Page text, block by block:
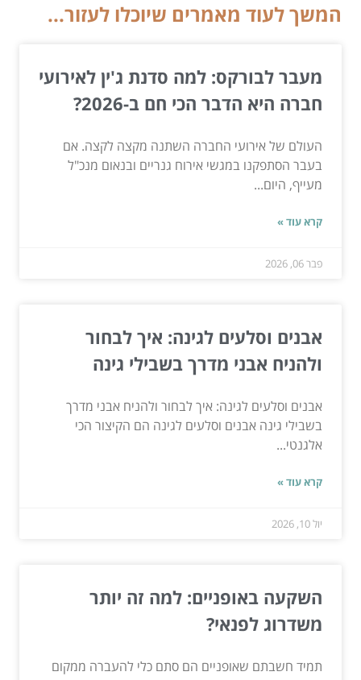
המשך לעוד מאמרים שיוכלו לעזור...
מעבר לבורקס: למה סדנת ג'ין לאירועי
חברה היא הדבר הכי חם ב-2026?
העולם של אירועי החברה השתנה מקצה לקצה. אם
בעבר הסתפקנו במגשי אירוח גנריים ובנאום מנכ"ל
מעייף, היום...
קרא עוד »
פבר 06, 2026
אבנים וסלעים לגינה: איך לבחור
ולהניח אבני מדרך בשבילי גינה
אבנים וסלעים לגינה: איך לבחור ולהניח אבני מדרך
בשבילי גינה אבנים וסלעים לגינה הם הקיצור הכי
אלגנטי...
קרא עוד »
יול 10, 2026
השקעה באופניים: למה זה יותר
משדרוג לפנאי?
תמיד חשבתם שאופניים הם סתם כלי להעברה ממקום